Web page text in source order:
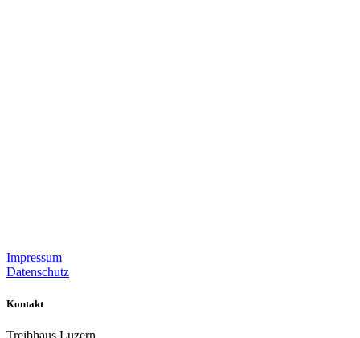
Impressum
Datenschutz
Kontakt
Treibhaus Luzern